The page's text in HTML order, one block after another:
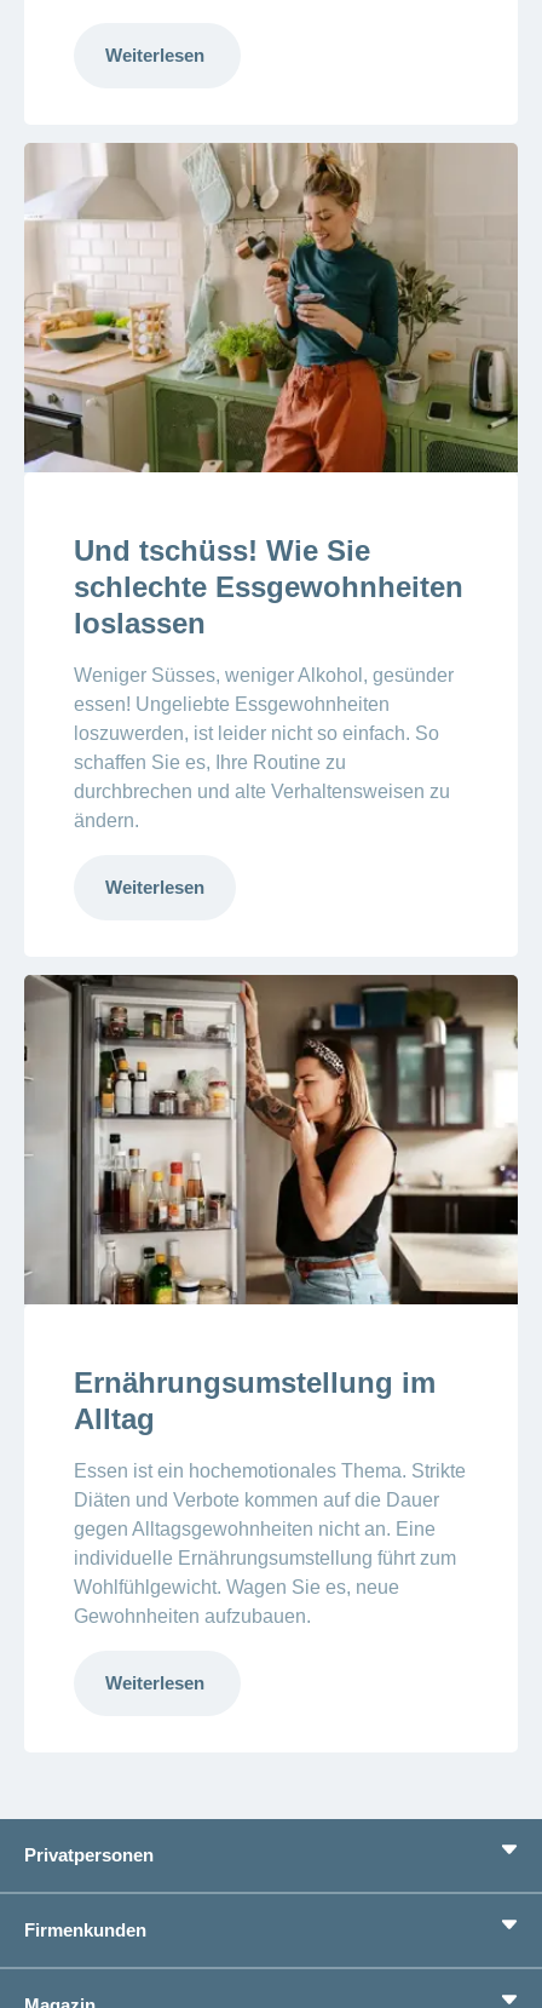
Weiterlesen
Und tschüss! Wie Sie
schlechte Essgewohnheiten
loslassen
Weniger Süsses, weniger Alkohol, gesünder
essen! Ungeliebte Essgewohnheiten
loszuwerden, ist leider nicht so einfach. So
schaffen Sie es, Ihre Routine zu
durchbrechen und alte Verhaltensweisen zu
ändern.
Weiterlesen
Ernährungsumstellung im
Alltag
Essen ist ein hochemotionales Thema. Strikte
Diäten und Verbote kommen auf die Dauer
gegen Alltagsgewohnheiten nicht an. Eine
individuelle Ernährungsumstellung führt zum
Wohlfühlgewicht. Wagen Sie es, neue
Gewohnheiten aufzubauen.
Weiterlesen
Privatpersonen
Lebenssituationen
Service
Firmenkunden